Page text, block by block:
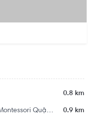
0.8 km
Trường Mầm non Cỏ Ba Lá - Clover Montessori Quận 2 0.9 km